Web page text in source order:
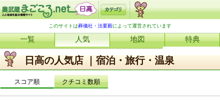
このサイトは葬儀社・法要殿によって運営されています
一覧 人気 地図 特典
日高の人気店 ｜宿泊・旅行・温泉
スコア順 クチコミ数順